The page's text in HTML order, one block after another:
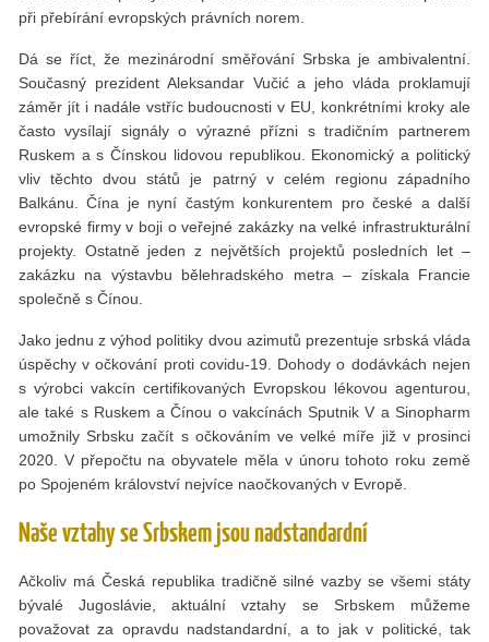
při přebírání evropských právních norem.
Dá se říct, že mezinárodní směřování Srbska je ambivalentní.
Současný prezident Aleksandar Vučić a jeho vláda proklamují
záměr jít i nadále vstříc budoucnosti v EU, konkrétními kroky ale
často vysílají signály o výrazné přízni s tradičním partnerem
Ruskem a s Čínskou lidovou republikou. Ekonomický a politický
vliv těchto dvou států je patrný v celém regionu západního
Balkánu. Čína je nyní častým konkurentem pro české a další
evropské firmy v boji o veřejné zakázky na velké infrastrukturální
projekty. Ostatně jeden z největších projektů posledních let –
zakázku na výstavbu bělehradského metra – získala Francie
společně s Čínou.
Jako jednu z výhod politiky dvou azimutů prezentuje srbská vláda
úspěchy v očkování proti covidu-19. Dohody o dodávkách nejen
s výrobci vakcín certifikovaných Evropskou lékovou agenturou,
ale také s Ruskem a Čínou o vakcínách Sputnik V a Sinopharm
umožnily Srbsku začít s očkováním ve velké míře již v prosinci
2020. V přepočtu na obyvatele měla v únoru tohoto roku země
po Spojeném království nejvíce naočkovaných v Evropě.
Naše vztahy se Srbskem jsou nadstandardní
Ačkoliv má Česká republika tradičně silné vazby se všemi státy
bývalé Jugoslávie, aktuální vztahy se Srbskem můžeme
považovat za opravdu nadstandardní, a to jak v politické, tak